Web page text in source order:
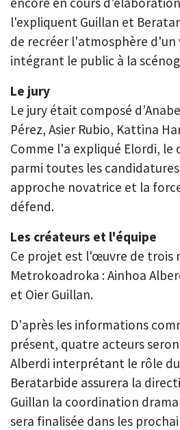
l'expliquent Guillan et
de recréer l'atmosphère d'un
intégrant le public à la
Le jury
Le jury était composé
Pérez, Asier Rubio, Kattina
Comme l'a expliqué Elordi, le
parmi toutes les
approche novatrice et la
défend.
Les créateurs et l'équipe
Ce projet est l'œuvre de trois
Metrokoadroka : Ainhoa
et Oier Guillan.
D'après les informations
présent, quatre acteurs
Alberdi interprétant le rôle
Beratarbide assurera la
Guillan la coordination
sera finalisée dans les